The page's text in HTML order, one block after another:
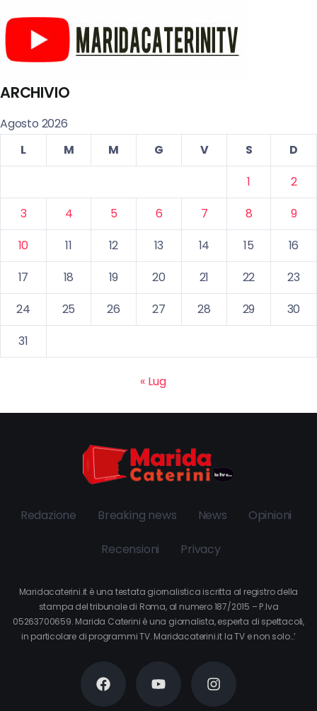
ARCHIVIO
Agosto 2026
L
M M G V S
D
1
2
3
4 5 6 7 8
9
10
11 12 13 14 15
16
17
18 19 20 21 22
23
24
25 26 27 28 29
30
31
« Lug
Redazione Breaking news News Opinioni
Recensioni Privacy
Maridacaterini.it è una testata giornalistica iscritta al registro della
stampa del tribunale di Roma, al numero 187/2015 – P.Iva
05263700659. Marida Caterini è una giornalista, esperta di spettacoli,
in particolare di programmi TV. Maridacaterini.it la TV e non solo…’